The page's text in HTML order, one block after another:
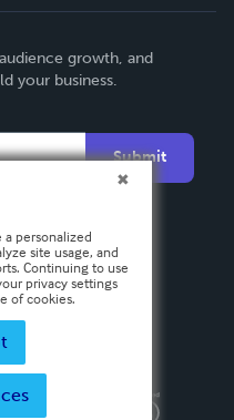
growth, and
your business.
Submit
Conditions
a personalized
site usage, and
Continuing to use
privacy settings
of cookies.